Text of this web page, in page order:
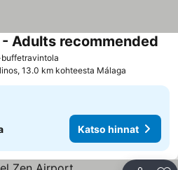
Adults recommended
13.0 km kohteesta Málaga
Katso hinnat